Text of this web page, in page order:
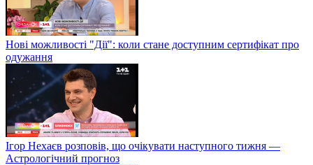
Нові можливості "Дії": коли стане доступним сертифікат про
одужання
Ігор Нехаєв розповів, що очікувати наступного тижня —
Астрологічний прогноз